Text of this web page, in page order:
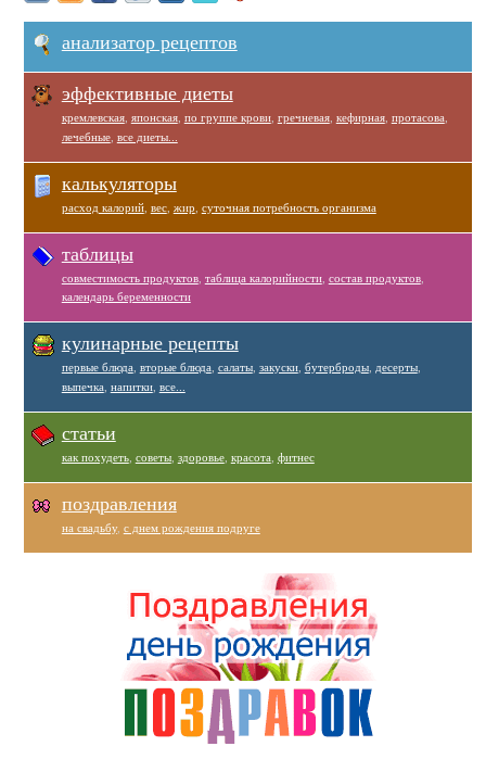
анализатор рецептов
эффективные диеты
кремлевская, японская, по группе крови, гречневая, кефирная, протасова
лечебные, все диеты...
калькуляторы
расход калорий, вес, жир суточная потребность организма
таблицы
совместимость продуктов, таблица калорийности, состав продуктов,
календарь беременности
кулинарные рецепты
первые блюда вторые блюда салаты, закуски, бутерброды, десерты,
выпечка напитки, все...
статьи
как похудеть, советы, здоровье, красота фитнес
поздравления
на свадьбу, с днем рождения подруге